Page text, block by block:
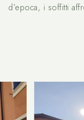
d’epoca, i soffitti